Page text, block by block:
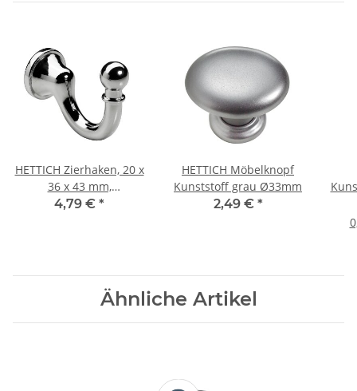
HETTICH Zierhaken, 20 x
36 x 43 mm,
Zinkdruckguss
4,79 € *
HETTICH Möbelknopf
Kunststoff grau Ø33mm
2,49 € *
Ähnliche Artikel